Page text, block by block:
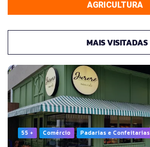
AGRICULTURA
MAIS VISITADAS
55 + Comércio Padarias e Confeitarias